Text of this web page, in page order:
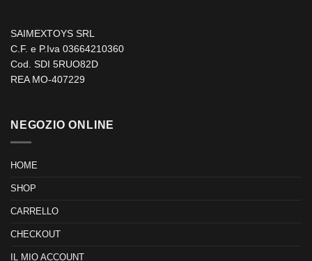
SAIMEXTOYS SRL
C.F. e P.Iva 03664210360
Cod. SDI 5RUO82D
REA MO-407229
NEGOZIO ONLINE
HOME
SHOP
CARRELLO
CHECKOUT
IL MIO ACCOUNT